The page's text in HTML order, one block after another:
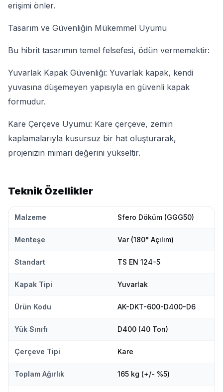
erişimi önler.
Tasarım ve Güvenliğin Mükemmel Uyumu
Bu hibrit tasarımın temel felsefesi, ödün vermemektir:
Yuvarlak Kapak Güvenliği: Yuvarlak kapak, kendi
yuvasına düşemeyen yapısıyla en güvenli kapak
formudur.
Kare Çerçeve Uyumu: Kare çerçeve, zemin
kaplamalarıyla kusursuz bir hat oluşturarak,
projenizin mimari değerini yükseltir.
Teknik Özellikler
Malzeme Sfero Döküm (GGG50)
Menteşe Var (180° Açılım)
Standart TS EN 124-5
Kapak Tipi Yuvarlak
Ürün Kodu AK-DKT-600-D400-D6
Yük Sınıfı D400 (40 Ton)
Çerçeve Tipi Kare
Toplam Ağırlık 165 kg (+/- %5)